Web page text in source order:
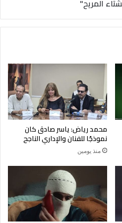
المريح"
محمد رياض: ياسر صادق كان
نموذجًا للفنان والإداري الناجح
منذ يومين